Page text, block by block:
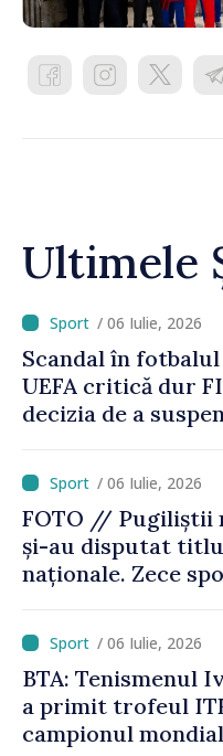
Ultimele
/ 06 Iulie, 2026
Scandal în
UEFA critică dur
decizia de a
americanul Folarin
/ 06 Iulie, 2026
FOTO // Pugiliștii
și-au disputat
naționale. Zece
/ 06 Iulie, 2026
BTA: Tenismenul
a primit trofeul
campionul